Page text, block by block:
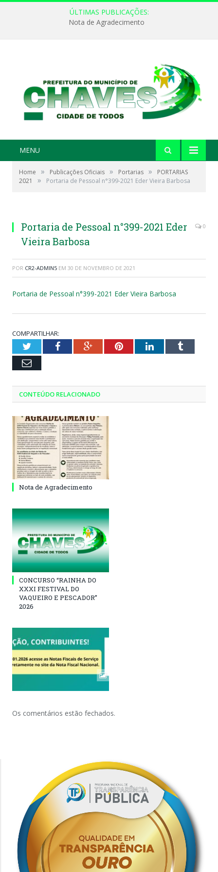
ÚLTIMAS PUBLICAÇÕES:
Nota de Agradecimento
MENU
Home » Publicações Oficiais » Portarias »
PORTARIAS
2021
» Portaria de Pessoal n°399-2021 Eder Vieira Barbosa
Portaria de Pessoal n°399-2021 Eder
Vieira Barbosa
0
POR CR2-ADMIN5 EM 30 DE NOVEMBRO DE 2021
Portaria de Pessoal n°399-2021 Eder Vieira Barbosa
COMPARTILHAR:
TwitterFacebookGoogle+PinterestLinkedInTumblr
Email
CONTEÚDO RELACIONADO
Nota de Agradecimento
CONCURSO “RAINHA DO
XXXI FESTIVAL DO
VAQUEIRO E PESCADOR”
2026
Os comentários estão fechados.